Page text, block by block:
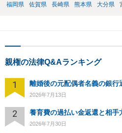
福岡県
佐賀県 長崎県 熊本県 大分県
親権の法律Q&Aランキング
1
2026年7月13日
2 養育費の過払い金返還と相手
2026年7月30日